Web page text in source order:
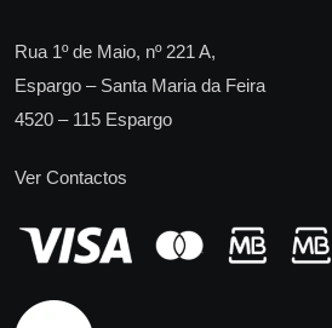
Rua 1º de Maio, nº 221 A,
Espargo – Santa Maria da Feira
4520 – 115 Espargo
Ver Contactos